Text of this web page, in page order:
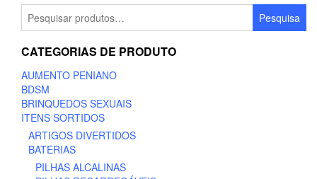
por:
Pesquisa
CATEGORIAS DE PRODUTO
AUMENTO PENIANO
BDSM
BRINQUEDOS SEXUAIS
ITENS SORTIDOS
ARTIGOS DIVERTIDOS
BATERIAS
PILHAS ALCALINAS